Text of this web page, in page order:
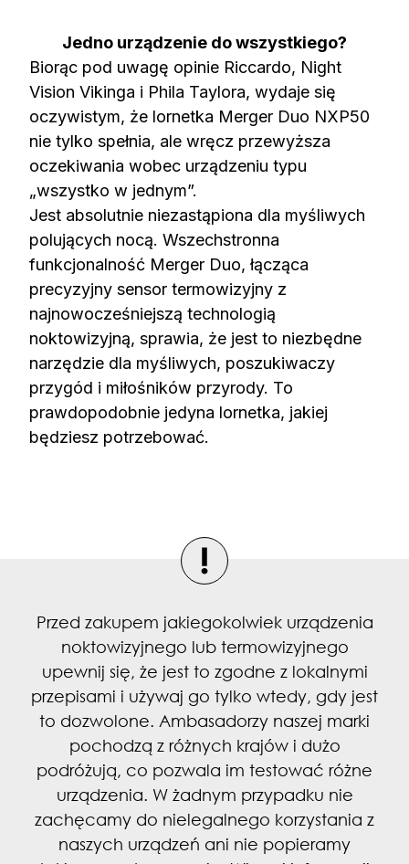
Jedno urządzenie do wszystkiego?
Biorąc pod uwagę opinie Riccardo, Night
Vision Vikinga i Phila Taylora, wydaje się
oczywistym, że lornetka Merger Duo NXP50
nie tylko spełnia, ale wręcz przewyższa
oczekiwania wobec urządzeniu typu
„wszystko w jednym”.
Jest absolutnie niezastąpiona dla myśliwych
polujących nocą. Wszechstronna
funkcjonalność Merger Duo, łącząca
precyzyjny sensor termowizyjny z
najnowocześniejszą technologią
noktowizyjną, sprawia, że jest to niezbędne
narzędzie dla myśliwych, poszukiwaczy
przygód i miłośników przyrody. To
prawdopodobnie jedyna lornetka, jakiej
będziesz potrzebować.
Przed zakupem jakiegokolwiek urządzenia
noktowizyjnego lub termowizyjnego
upewnij się, że jest to zgodne z lokalnymi
przepisami i używaj go tylko wtedy, gdy jest
to dozwolone. Ambasadorzy naszej marki
pochodzą z różnych krajów i dużo
podróżują, co pozwala im testować różne
urządzenia. W żadnym przypadku nie
zachęcamy do nielegalnego korzystania z
naszych urządzeń ani nie popieramy